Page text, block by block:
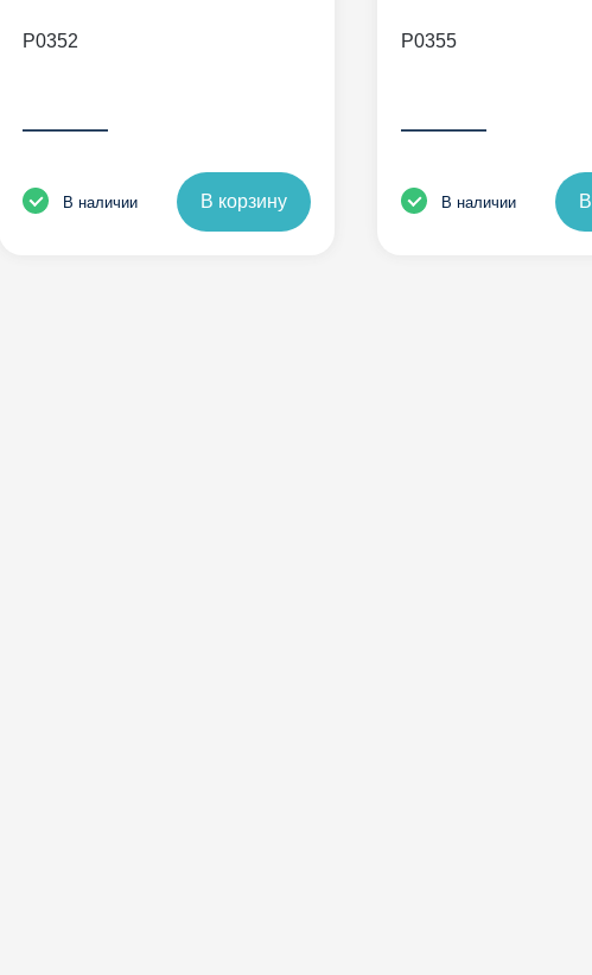
P0352
———
В наличии В корзину
P0355
———
В наличии